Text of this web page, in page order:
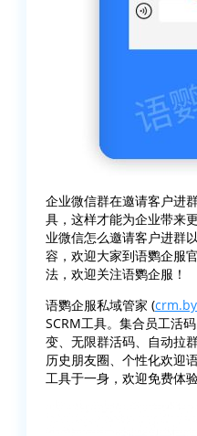
企业微信群在邀请客户进
具，这样才能为企业带来
业微信怎么邀请客户进群
容，欢迎大家到语鹦企服
法，欢迎关注语鹦企服！
语鹦企服私域管家 (
SCRM工具。集合员工活
变、无限群活码、自动拉
历史朋友圈、个性化欢迎
工具于一身，欢迎免费体验